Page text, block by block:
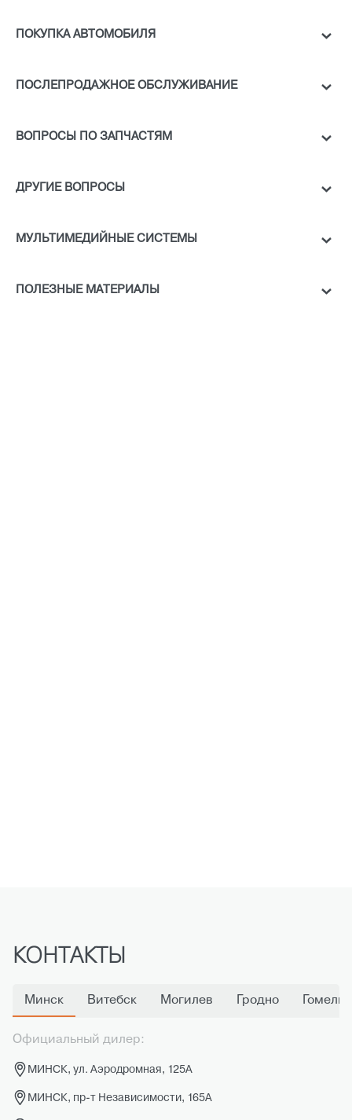
ПОКУПКА АВТОМОБИЛЯ
ПОСЛЕПРОДАЖНОЕ ОБСЛУЖИВАНИЕ
ВОПРОСЫ ПО ЗАПЧАСТЯМ
ДРУГИЕ ВОПРОСЫ
МУЛЬТИМЕДИЙНЫЕ СИСТЕМЫ
ПОЛЕЗНЫЕ МАТЕРИАЛЫ
КОНТАКТЫ
Минск Витебск Могилев Гродно Гомель
Официальный дилер:
МИНСК, ул. Аэродромная, 125А
МИНСК, пр-т Независимости, 165А